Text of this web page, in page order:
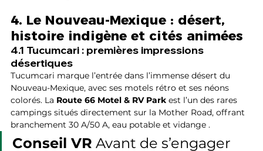
4. Le Nouveau-Mexique : désert,
histoire indigène et cités animées
4.1 Tucumcari : premières impressions
désertiques
Tucumcari marque l’entrée dans l’immense désert du
Nouveau-Mexique, avec ses motels rétro et ses néons
colorés. La Route 66 Motel & RV Park est l’un des rares
campings situés directement sur la Mother Road, offrant
branchement 30 A/50 A, eau potable et vidange .
Conseil VR Avant de s’engager